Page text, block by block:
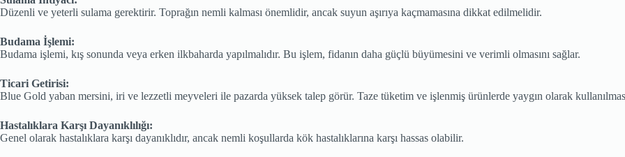
Düzenli ve yeterli sulama gerektirir. Toprağın nemli kalması önemlidir, ancak suyun aşırıya kaçmamasına dikkat edilmelidir.
Budama İşlemi:
Budama işlemi, kış sonunda veya erken ilkbaharda yapılmalıdır. Bu işlem, fidanın daha güçlü büyümesini ve verimli olmasını sağlar.
Ticari Getirisi:
Blue Gold yaban mersini, iri ve lezzetli meyveleri ile pazarda yüksek talep görür. Taze tüketim ve işlenmiş ürünlerde yaygın olarak
Hastalıklara Karşı Dayanıklılığı:
Genel olarak hastalıklara karşı dayanıklıdır, ancak nemli koşullarda kök hastalıklarına karşı hassas olabilir.